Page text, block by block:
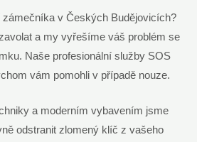
zámečníka v Českých Budějovicích?
a my vyřešíme váš problém se
Naše profesionální služby SOS
vám pomohli v případě nouze.
a moderním vybavením jsme
odstranit zlomený klíč z vašeho